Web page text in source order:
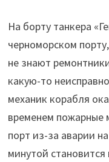
На борту танкера
черноморском
не знают
какую-то
механик корабля
временем пожарные
порт из-за аварии
минутой становится